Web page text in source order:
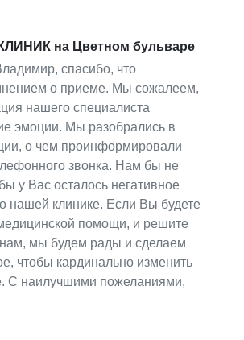
на Цветном бульваре
спасибо, что
о приеме. Мы сожалеем,
нашего специалиста
эмоции. Мы разобрались в
о чем проинформировали
звонка. Нам бы не
у Вас осталось негативное
нашей клинике. Если Вы будете
помощи, и решите
нам, мы будем рады и сделаем
чтобы кардинально изменить
С наилучшими пожеланиями,